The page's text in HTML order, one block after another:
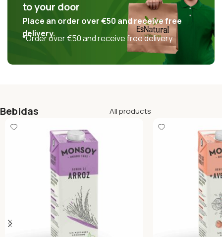
to your door
Place an order over€50 and receive free
delivery.
*Order over€50and receive free delivery.
Bebidas All products